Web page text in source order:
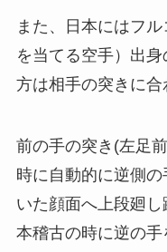
また、日本にはフ
を当てる空手）出
方は相手の突きに合
前の手の突き(左足
時に自動的に逆側
いた顔面へ上段廻
本稽古の時に逆の